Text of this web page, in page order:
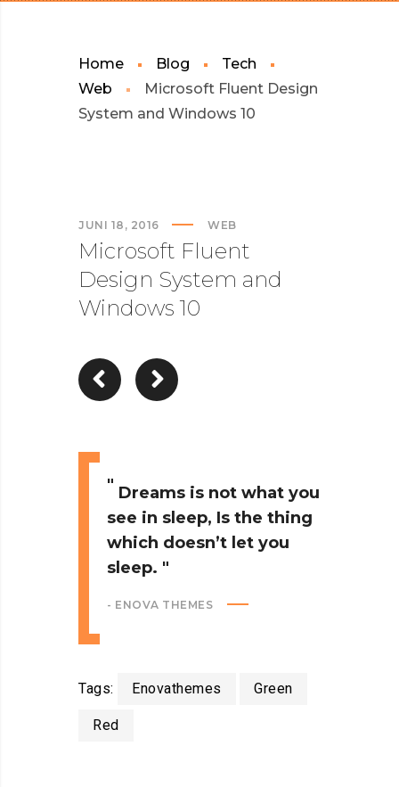
Home Blog
Tech
Web
Microsoft Fluent Design
System and Windows 10
JUNI 18, 2016 WEB
Microsoft Fluent
Design System and
Windows 10
Dreams is not what you
see in sleep, Is the thing
which doesn’t let you
sleep.
- ENOVA THEMES
Tags: Enovathemes Green
Red